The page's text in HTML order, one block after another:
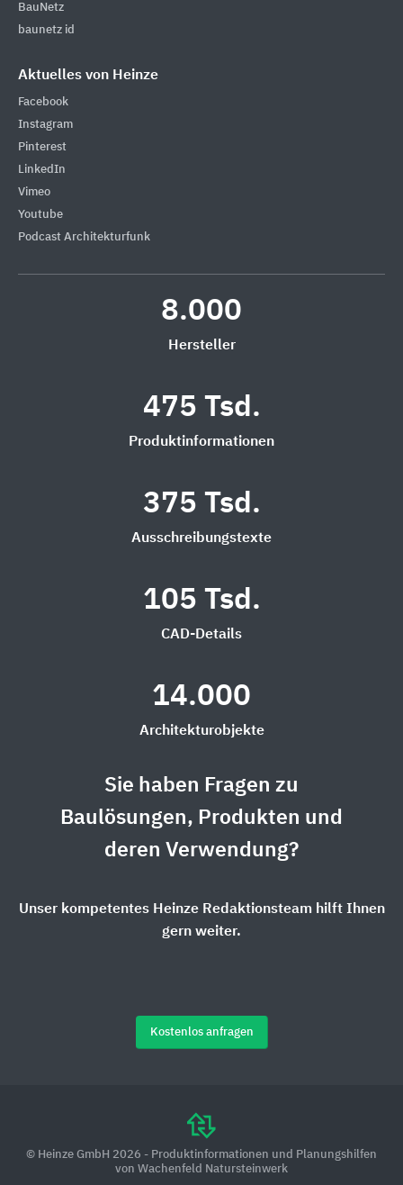
BauNetz
baunetz id
Aktuelles von Heinze
Facebook
Instagram
Pinterest
LinkedIn
Vimeo
Youtube
Podcast Architekturfunk
8.000
Hersteller
475 Tsd.
Produktinformationen
375 Tsd.
Ausschreibungstexte
105 Tsd.
CAD-Details
14.000
Architekturobjekte
Sie haben Fragen zu
Baulösungen, Produkten und
deren Verwendung?
Unser kompetentes Heinze Redaktionsteam hilft Ihnen
gern weiter.
Kostenlos anfragen
© Heinze GmbH 2026 - Produktinformationen und Planungshilfen
von Wachenfeld Natursteinwerk